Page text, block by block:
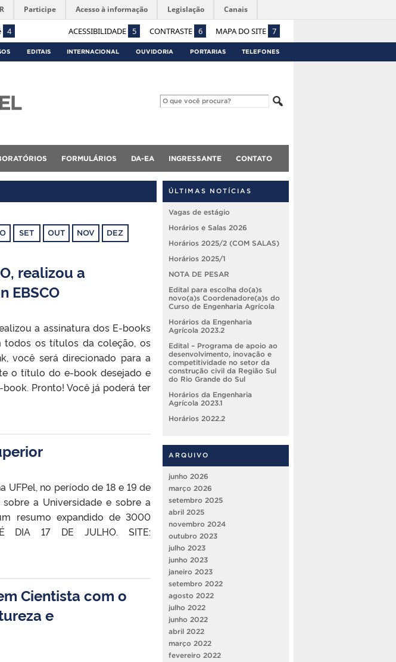
4 ACESSIBILIDADE 5 CONTRASTE 6 MAPA DO SITE 7
Participe Acesso à informação Legislação Canais
EDITAIS INTERNACIONAL OUVIDORIA PORTARIAS TELEFONES
FORMULÁRIOS DA-EA INGRESSANTE CONTATO
SET OUT NOV DEZ
realizou a
EBSCO
a assinatura dos E-books
todos os títulos da coleção, os
você será direcionado para a
o título do e-book desejado e
Pronto! Você já poderá ter
UFPel, no período de 18 e 19 de
a Universidade e sobre a
resumo expandido de 3000
DIA 17 DE JULHO. SITE:
Cientista com o
e
ÚLTIMAS NOTÍCIAS
Vagas de estágio
Horários e Salas 2026
Horários 2025/2 (COM SALAS)
Horários 2025/1
NOTA DE PESAR
Edital para escolha do(a)s
novo(a)s Coordenadore(a)s do
Curso de Engenharia Agrícola
Horários da Engenharia
Agrícola 2023.2
Edital – Programa de apoio ao
desenvolvimento, inovação e
competitividade no setor da
construção civil da Região Sul
do Rio Grande do Sul
Horários da Engenharia
Agrícola 2023.1
Horários 2022.2
ARQUIVO
junho 2026
março 2026
setembro 2025
abril 2025
novembro 2024
outubro 2023
julho 2023
junho 2023
janeiro 2023
setembro 2022
agosto 2022
julho 2022
junho 2022
abril 2022
março 2022
fevereiro 2022